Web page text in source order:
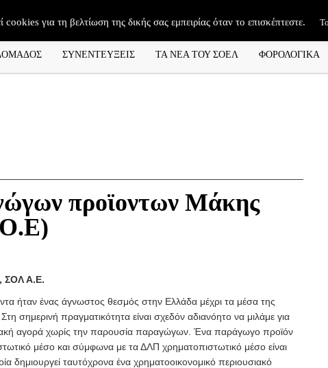
ΣΥΝΕΝΤΕΥΞΕΙΣ ΤΑ ΝΕΑ ΤΟΥ ΣΟΕΛ ΦΟΡΟΛΟΓΙΚΑ
προϊοντων Μάκης
ΣΟΛ Α.Ε.
ήταν ένας άγνωστος θεσμός στην Ελλάδα μέχρι τα μέσα της
σημερινή πραγματικότητα είναι σχεδόν αδιανόητο να μιλάμε για
αγορά χωρίς την παρουσία παραγώγων. Ένα παράγωγο προϊόν
μέσο και σύμφωνα με τα ΔΛΠ χρηματοπιστωτικό μέσο είναι
δημιουργεί ταυτόχρονα ένα χρηματοοικονομικό περιουσιακό
cookies για τη βελτίωση της δικής σας εμπειρίας όταν το επισκέπτεστε.